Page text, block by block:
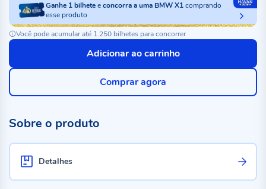
Ganhe 1bilheteeconcorra a uma BMW X1comprando
esse produto
Você pode acumular até 1.250 bilhetes para concorrer
Adicionar ao carrinho
Comprar agora
Sobre o produto
Detalhes